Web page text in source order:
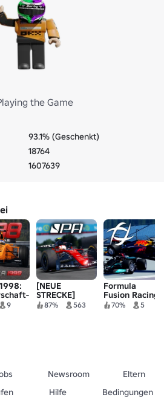
the Game
93.1% (Geschenkt)
18764
1607639
9
[NEUE
STRECKE]
Formula Apex
87% 563
Formula
Fusion Racing
70% 5
Newsroom
Eltern
Hilfe Bedingungen